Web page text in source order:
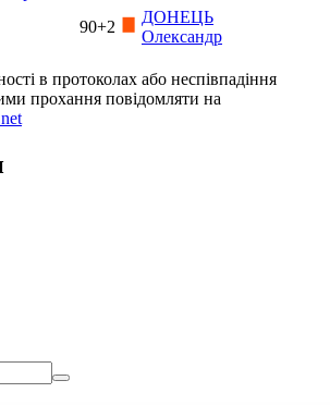
90+2
ДОНЕЦЬ
Олександр
в протоколах або неспівпадіння
прохання повідомляти на